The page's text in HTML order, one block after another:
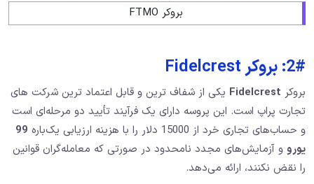
بروکر FTMO
2#: بروکر Fidelcrest
بروکر Fidelcrest یکی از شفاف ترین و قابل اعتماد ترین شرکت های
تجارت پراپ است. این پروسه دارای یک فرآیند تأیید دو مرحله‌ای است
و حساب‌های تجاری خرد از 15000 دلار را با هزینه ارزیابی یک‌باره
99
یورو و آزمایش‌های مجدد نامحدود در صورتی که معامله‌گران قوانین
را نقض نکنند، ارائه می‌دهد.